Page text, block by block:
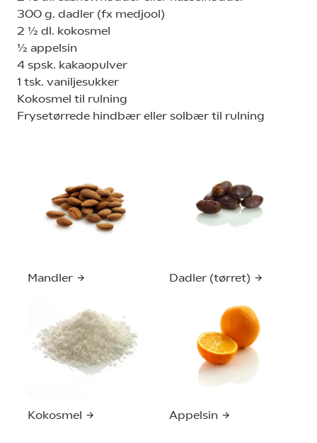
300 g. dadler (fx medjool)
2 ½ dl. kokosmel
½ appelsin
4 spsk. kakaopulver
1 tsk. vaniljesukker
Kokosmel til rulning
Frysetørrede hindbær eller solbær til rulning
Mandler Dadler (tørret)
Kokosmel Appelsin